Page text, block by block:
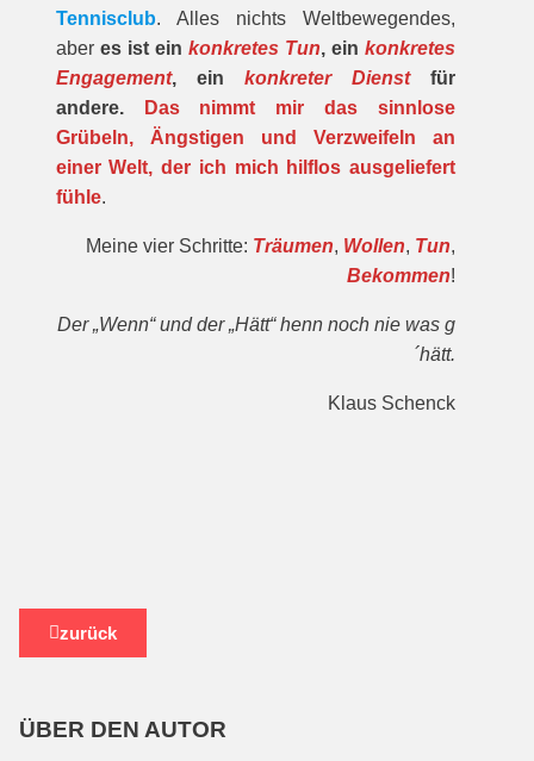
Tennisclub. Alles nichts Weltbewegendes,
aber es ist ein konkretes Tun, ein konkretes
Engagement, ein konkreter Dienstfür
andere.
Das nimmt mir das sinnlose
Grübeln, Ängstigen und Verzweifeln an
einer Welt, der ich mich hilflos ausgeliefert
fühle.
Meine vier Schritte: Träumen, Wollen, Tun,
Bekommen!
Der „Wenn“ und der „Hätt“ henn noch nie was g
´hätt.
Klaus Schenck
zurück
ÜBER DEN AUTOR